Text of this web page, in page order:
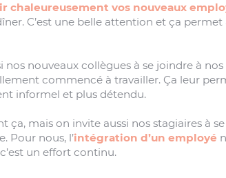
chaleureusement vos nouveaux
C’est une belle attention et ça
nos nouveaux collègues à se joindre à nos
commencé à travailler. Ça leur
informel et plus détendu.
ça, mais on invite aussi nos stagiaires à
Pour nous, l’intégration d’un employé
un effort continu.